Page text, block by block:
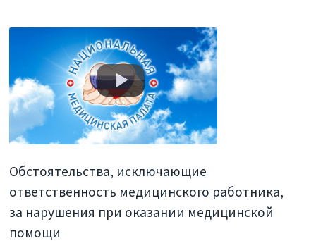
Обстоятельства, исключающие
ответственность медицинского работника,
за нарушения при оказании медицинской
помощи